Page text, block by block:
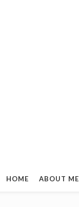
HOME ABOUT ME